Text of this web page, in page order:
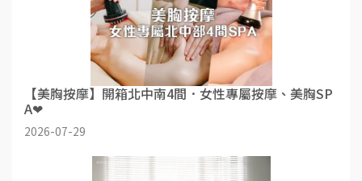
【美胸按摩】開箱北中南4間．女性專屬按摩、美胸SP
A❤
2026-07-29